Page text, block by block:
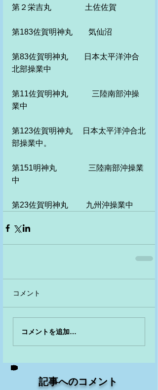
第２栄吉丸　　　　 土佐佐賀
第183佐賀明神丸　　気仙沼
第83佐賀明神丸　　日本太平洋沖合
北部操業中
第11佐賀明神丸　　　三陸南部沖操
業中
第123佐賀明神丸　 日本太平洋沖合北
部操業中。
第151明神丸　　　　三陸南部沖操業
中
第23佐賀明神丸　　 九州沖操業中
コメント
コメントを追加…
記事へのコメント